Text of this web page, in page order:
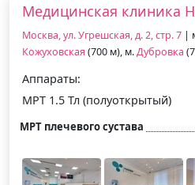
Медицинская клиника
Москва, ул. Угрешская, д. 2, стр. 7 |
Кожуховская (700 м), м.Дубровка
Аппараты:
МРТ 1.5 Тл (полуоткрытый)
МРТ плечевого сустава